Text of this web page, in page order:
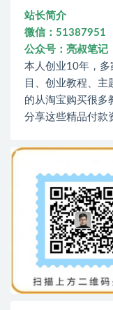
站长简介
微信：51387951
公众号：亮叔笔记
本人创业10年，多
目、创业教程、
的从淘宝购买很多
分享这些精品付款